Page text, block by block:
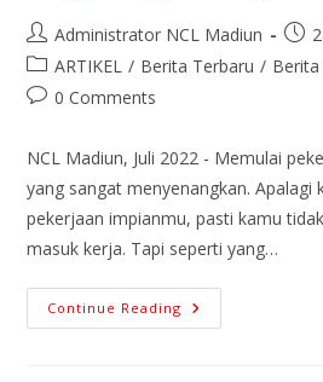
Administrator NCL Madiun
ARTIKEL / Berita Terbaru / Berita
0 Comments
NCL Madiun, Juli 2022 - Memulai
yang sangat menyenangkan. Apalagi
pekerjaan impianmu, pasti kamu
masuk kerja. Tapi seperti yang…
Continue Reading